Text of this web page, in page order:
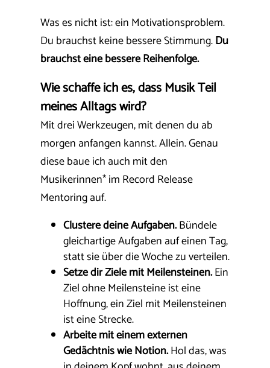
Was es nicht ist: ein Motivationsproblem.
Du brauchst keine bessere Stimmung.Du
brauchst eine bessere Reihenfolge.
Wie schaffe ich es, dass Musik Teil
meines Alltags wird?
Mit drei Werkzeugen, mit denen du ab
morgen anfangen kannst. Allein. Genau
diese baue ich auch mit den
Musikerinnen* im Record Release
Mentoring auf.
Clustere deine Aufgaben.Bündele
gleichartige Aufgaben auf einen Tag,
statt sie über die Woche zu verteilen.
Setze dir Ziele mit Meilensteinen.Ein
Ziel ohne Meilensteine ist eine
Hoffnung, ein Ziel mit Meilensteinen
ist eine Strecke.
Arbeite mit einem externen
Gedächtnis wie Notion.Hol das, was